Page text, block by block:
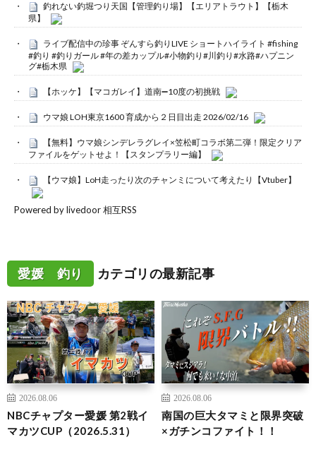
釣れない釣堀つり天国【管理釣り場】【エリアトラウト】【栃木
県】
ライブ配信中の珍事 ぞんすら釣りLIVE ショートハイライト #fishing
#釣り #釣りガール #年の差カップル#小物釣り#川釣り#水路#ハプニン
グ#栃木県
【ホッケ】【マコガレイ】道南➖10度の初挑戦
ウマ娘 LOH東京1600 育成から２日目出走 2026/02/16
【無料】ウマ娘シンデレラグレイ×笠松町コラボ第二弾！限定クリア
ファイルをゲットせよ！【スタンプラリー編】
【ウマ娘】LoH走ったり次のチャンミについて考えたり【Vtuber】
Powered by livedoor 相互RSS
愛媛 釣り カテゴリの最新記事
2026.08.06
NBCチャプター愛媛 第2戦イ
マカツCUP（2026.5.31）
2026.08.06
南国の巨大タマミと限界突破
×ガチンコファイト！！